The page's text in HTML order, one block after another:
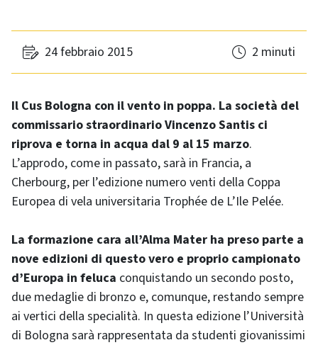
24 febbraio 2015 2 minuti
Il Cus Bologna con il vento in poppa. La società del
commissario straordinario Vincenzo Santis ci
riprova e torna in acqua dal 9 al 15 marzo.
L’approdo, come in passato, sarà in Francia, a
Cherbourg, per l’edizione numero venti della Coppa
Europea di vela universitaria Trophée de L’Ile Pelée.
La formazione cara all’Alma Mater ha preso parte a
nove edizioni di questo vero e proprio campionato
d’Europa in feluca conquistando un secondo posto,
due medaglie di bronzo e, comunque, restando sempre
ai vertici della specialità. In questa edizione l’Università
di Bologna sarà rappresentata da studenti giovanissimi